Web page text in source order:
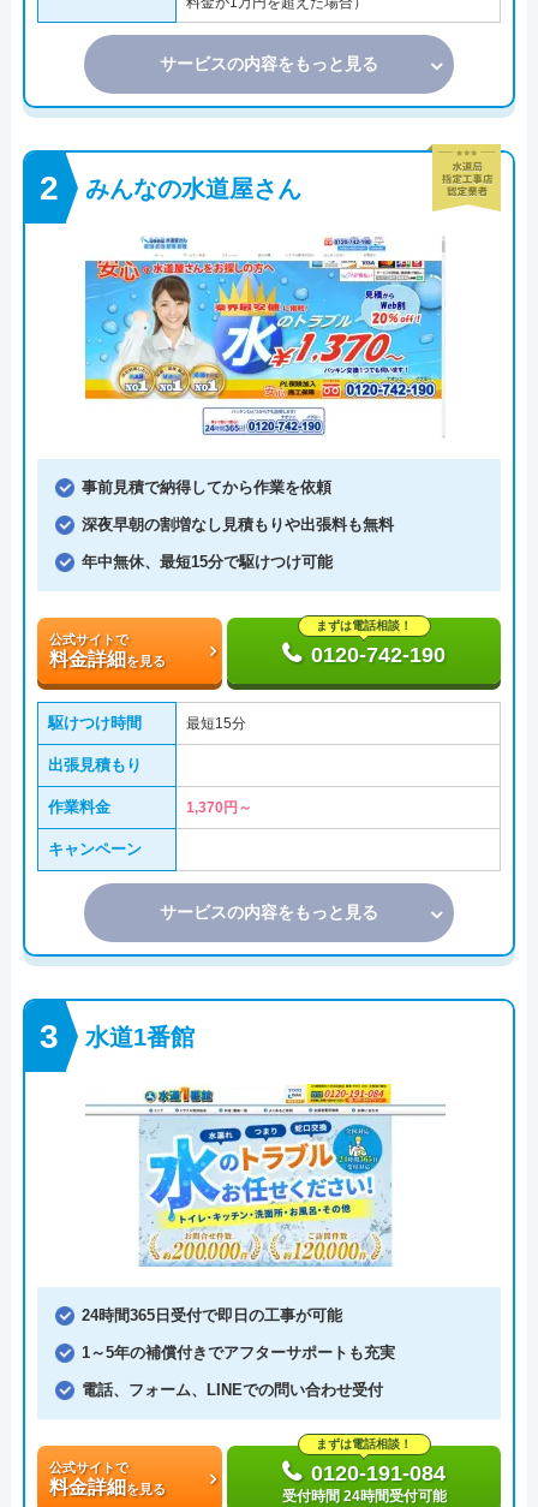
サービスの内容をもっと見る
みんなの水道屋さん
事前見積で納得してから作業を依頼
深夜早朝の割増なし見積もりや出張料も無料
年中無休、最短15分で駆けつけ可能
公式サイトで
料金詳細を見る
まずは電話相談！
0120-742-190
駆けつけ時間 最短15分
出張見積もり
作業料金 1,370円～
キャンペーン
サービスの内容をもっと見る
水道1番館
24時間365日受付で即日の工事が可能
1～5年の補償付きでアフターサポートも充実
電話、フォーム、LINEでの問い合わせ受付
公式サイトで
料金詳細を見る
まずは電話相談！
0120-191-084
受付時間 24時間受付可能